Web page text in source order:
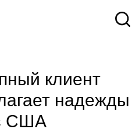
клиент
надежды
США